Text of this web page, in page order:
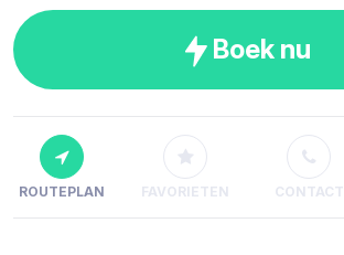
Boek nu
ROUTEPLAN FAVORIETEN CONTACT